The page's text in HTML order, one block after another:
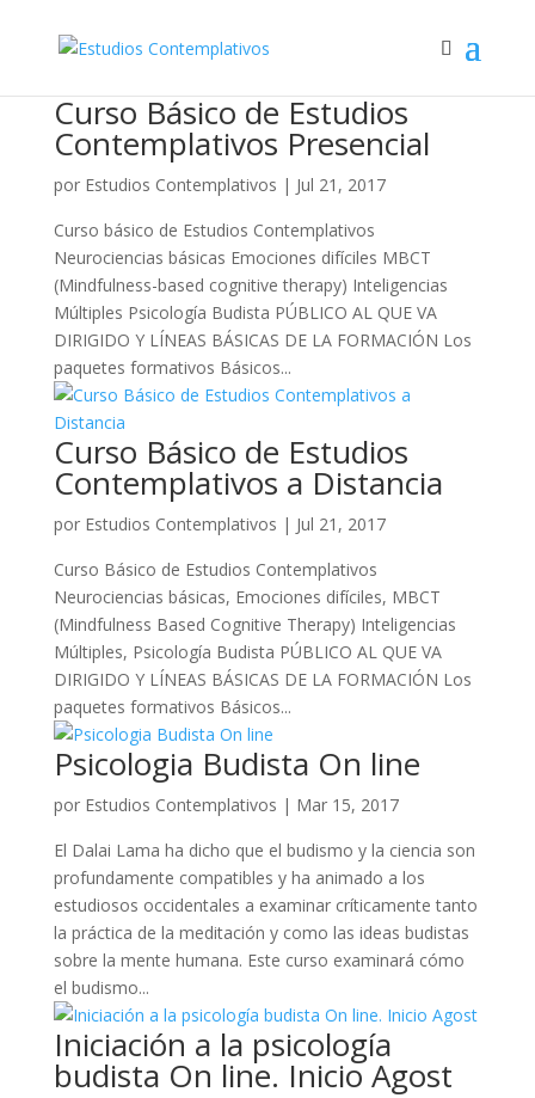
Curso Básico de Estudios
Contemplativos Presencial
por Estudios Contemplativos | Jul 21, 2017
Curso básico de Estudios Contemplativos
Neurociencias básicas Emociones difíciles MBCT
(Mindfulness-based cognitive therapy) Inteligencias
Múltiples Psicología Budista PÚBLICO AL QUE VA
DIRIGIDO Y LÍNEAS BÁSICAS DE LA FORMACIÓN Los
paquetes formativos Básicos...
Curso Básico de Estudios
Contemplativos a Distancia
por Estudios Contemplativos | Jul 21, 2017
Curso Básico de Estudios Contemplativos
Neurociencias básicas, Emociones difíciles, MBCT
(Mindfulness Based Cognitive Therapy) Inteligencias
Múltiples, Psicología Budista PÚBLICO AL QUE VA
DIRIGIDO Y LÍNEAS BÁSICAS DE LA FORMACIÓN Los
paquetes formativos Básicos...
Psicologia Budista On line
por Estudios Contemplativos | Mar 15, 2017
El Dalai Lama ha dicho que el budismo y la ciencia son
profundamente compatibles y ha animado a los
estudiosos occidentales a examinar críticamente tanto
la práctica de la meditación y como las ideas budistas
sobre la mente humana. Este curso examinará cómo
el budismo...
Iniciación a la psicología
budista On line. Inicio Agost